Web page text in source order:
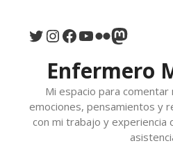
contenido
Twitter
Instagram
Facebook
YouTube
Flickr
Enfermero
Mi espacio para comentar
emociones, pensamientos y
con mi trabajo y experiencia